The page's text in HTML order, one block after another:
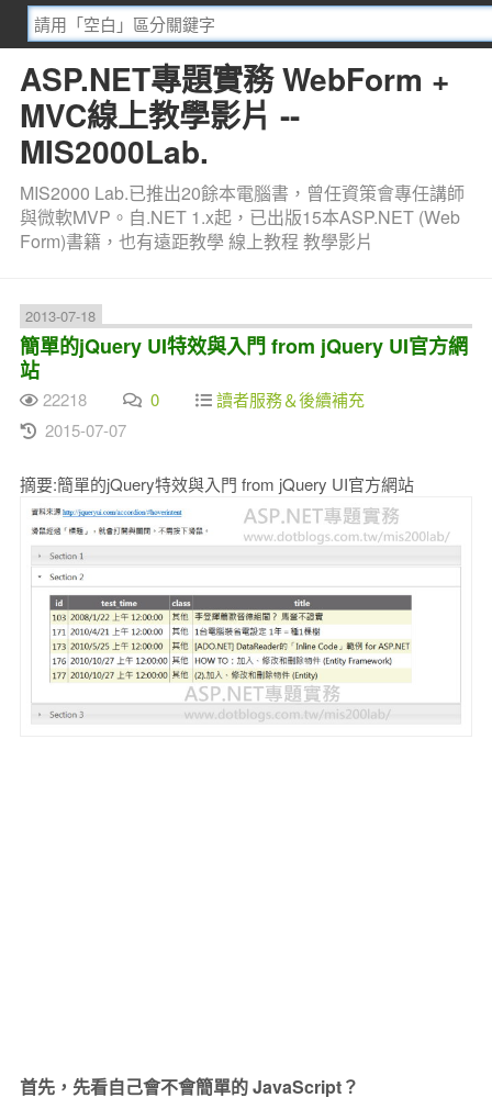
ASP.NET專題實務 WebForm +
MVC線上教學影片 --
MIS2000Lab.
MIS2000 Lab.已推出20餘本電腦書，曾任資策會專任講師
與微軟MVP。自.NET 1.x起，已出版15本ASP.NET (Web
Form)書籍，也有遠距教學 線上教程 教學影片
2013-07-18
簡單的jQuery UI特效與入門 from jQuery UI官方網
站
22218 0
讀者服務＆後續補充
2015-07-07
摘要:簡單的jQuery特效與入門 from jQuery UI官方網站
首先，先看自己會不會簡單的 JavaScript？